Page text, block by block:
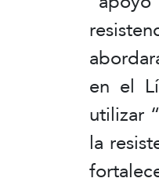
en el
utilizar
la